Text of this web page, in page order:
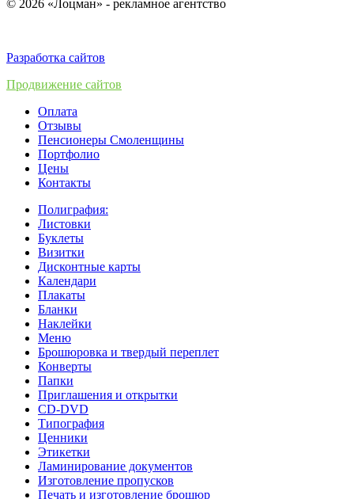
© 2026 «Лоцман» - рекламное агентство
Разработка сайтов
Продвижение сайтов
Оплата
Отзывы
Пенсионеры Смоленщины
Портфолио
Цены
Контакты
Полиграфия:
Листовки
Буклеты
Визитки
Дисконтные карты
Календари
Плакаты
Бланки
Наклейки
Меню
Брошюровка и твердый переплет
Конверты
Папки
Приглашения и открытки
CD-DVD
Типография
Ценники
Этикетки
Ламинирование документов
Изготовление пропусков
Печать и изготовление брошюр